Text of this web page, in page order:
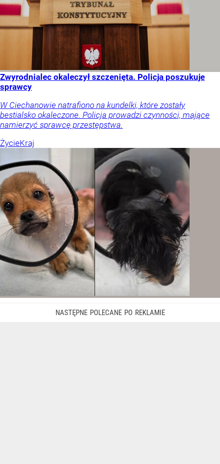
Zwyrodnialec okaleczył szczenięta. Policja poszukuje
sprawcy
W Ciechanowie natrafiono na kundelki, które zostały
bestialsko okaleczone. Policja prowadzi czynności, mające
namierzyć sprawcę przestępstwa.
ŻycieKraj